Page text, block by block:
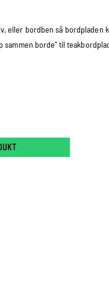
eller bordben så bordpladen
borde" til